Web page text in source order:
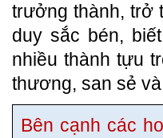
trưởng thành, trở
duy sắc bén,
nhiều thành tựu
thương, san sẻ
Bên cạnh các